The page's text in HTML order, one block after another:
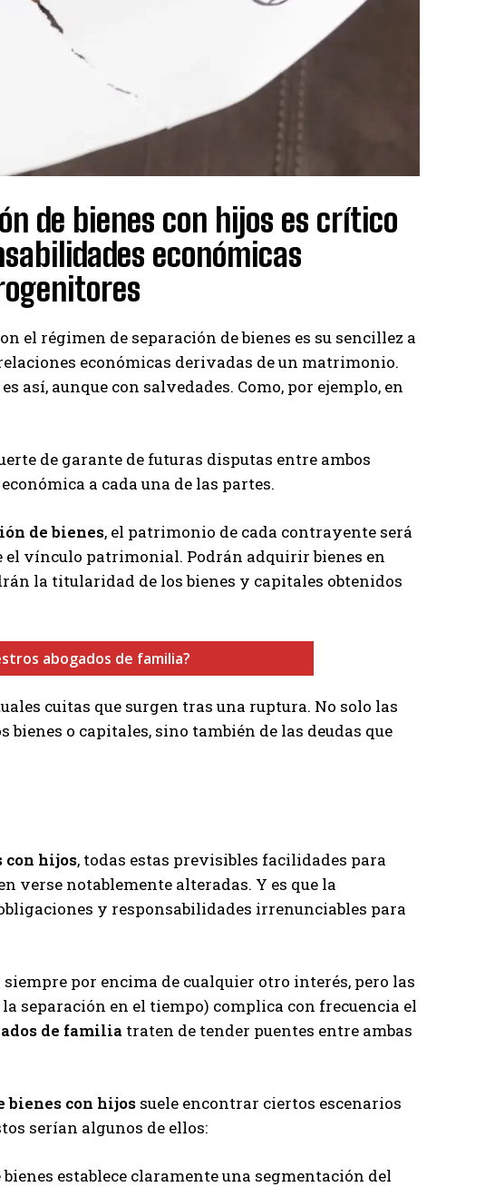
de bienes con hijos es crítico
económicas
el régimen de separación de bienes es su sencillez a
económicas derivadas de un matrimonio.
aunque con salvedades. Como, por ejemplo, en
de garante de futuras disputas entre ambos
a cada una de las partes.
de bienes, el patrimonio de cada contrayente será
el vínculo patrimonial. Podrán adquirir bienes en
la titularidad de los bienes y capitales obtenidos
abogados de familia?
cuitas que surgen tras una ruptura. No solo las
o capitales, sino también de las deudas que
con hijos, todas estas previsibles facilidades para
notablemente alteradas. Y es que la
y responsabilidades irrenunciables para
por encima de cualquier otro interés, pero las
separación en el tiempo) complica con frecuencia el
de familia traten de tender puentes entre ambas
bienes con hijos suele encontrar ciertos escenarios
serían algunos de ellos:
bienes establece claramente una segmentación del